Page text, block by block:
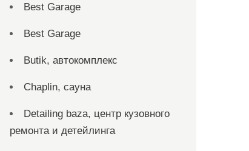
Best Garage
Best Garage
Butik, автокомплекс
Chaplin, сауна
Detailing baza, центр кузовного
ремонта и детейлинга